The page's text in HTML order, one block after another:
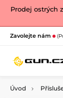
Prodej ostrých
Zavolejte nám
Úvod